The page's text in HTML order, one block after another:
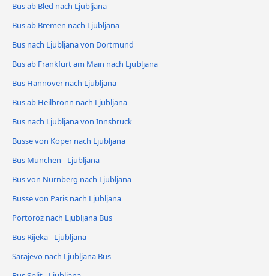
Bus ab Bled nach Ljubljana
Bus ab Bremen nach Ljubljana
Bus nach Ljubljana von Dortmund
Bus ab Frankfurt am Main nach Ljubljana
Bus Hannover nach Ljubljana
Bus ab Heilbronn nach Ljubljana
Bus nach Ljubljana von Innsbruck
Busse von Koper nach Ljubljana
Bus München - Ljubljana
Bus von Nürnberg nach Ljubljana
Busse von Paris nach Ljubljana
Portoroz nach Ljubljana Bus
Bus Rijeka - Ljubljana
Sarajevo nach Ljubljana Bus